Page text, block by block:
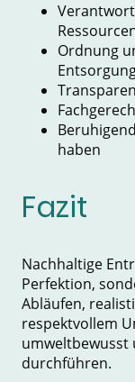
Ordnung
haben
Fazit
Nachhaltige
Perfektion,
Abläufen,
respektvollem
umweltbewusst
durchführen.